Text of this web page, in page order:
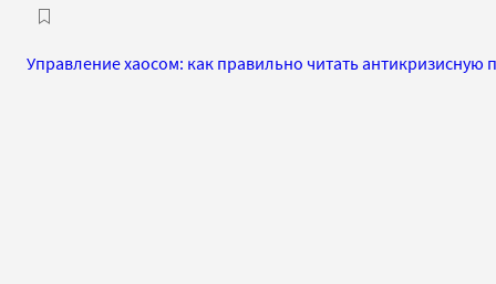
Управление хаосом: как правильно читать антикризисную